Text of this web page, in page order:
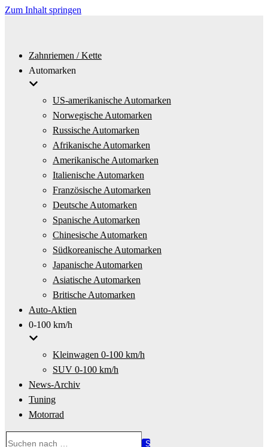
Zum Inhalt springen
Zahnriemen / Kette
Automarken
US-amerikanische Automarken
Norwegische Automarken
Russische Automarken
Afrikanische Automarken
Amerikanische Automarken
Italienische Automarken
Französische Automarken
Deutsche Automarken
Spanische Automarken
Chinesische Automarken
Südkoreanische Automarken
Japanische Automarken
Asiatische Automarken
Britische Automarken
Auto-Aktien
0-100 km/h
Kleinwagen 0-100 km/h
SUV 0-100 km/h
News-Archiv
Tuning
Motorrad